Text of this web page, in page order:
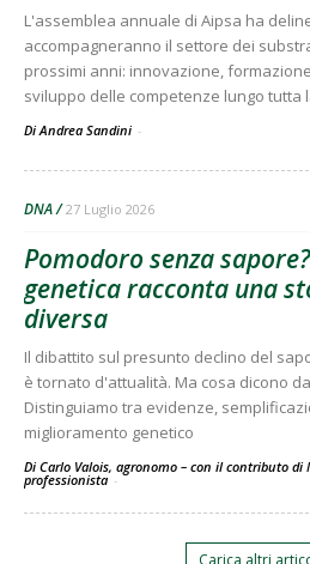
L'assemblea annuale di Aipsa ha
accompagneranno il settore dei
prossimi anni: innovazione,
sviluppo delle competenze lungo tutta
Di Andrea Sandini -
DNA 27 Luglio 2026
Pomodoro senza
genetica racconta una
diversa
Il dibattito sul presunto declino del
è tornato d'attualità. Ma cosa dicono
Distinguiamo tra evidenze,
miglioramento genetico
Di Carlo Valois, agronomo – con il contributo di
professionista -
Carica altri